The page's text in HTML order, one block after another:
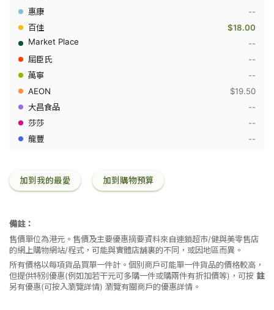
金
糖
克
--
$18.00
--
--
--
$19.50
--
--
--
加到我的最愛 加到購物預算
備註：
售價單位為港元。售價及主要優惠摘要資料來自連鎖超市/健與美零售店
的網上購物網站/程式，可能與實體店舖裏的不同，或因地區而異。
所有價格以每項貨品買單一件計。個別商戶可能單一件貨品的價格較高，
但提供特別優惠(例如加若干元可多購一件或購兩件有折扣價等)，可按 註
另有優惠(可按入瀏覽詳情)瀏覽有關商戶的優惠詳情。